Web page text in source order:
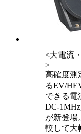
<大電流
>
高確度測
るEV/
できる電
DC-
が新登場
較して大